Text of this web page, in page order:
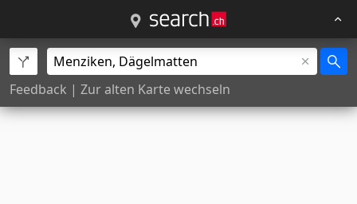
Feedback | Zur alten Karte wechseln